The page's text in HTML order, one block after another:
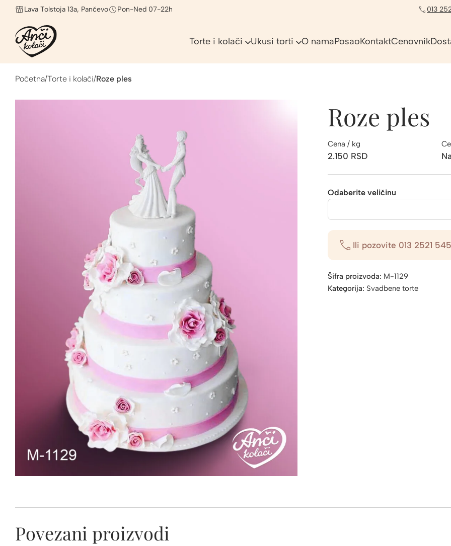
Lava Tolstoja 13a, Pančevo Pon-Ned 07-22h 013
Torte i kolači Ukusi torti O namaPosaoKontaktCenovnik
Početna/Torte i kolači/Roze ples
Roze ples
Cena / kg
2.150 RSD
Odaberite veličinu
Ili pozovite 013 2521 545
Šifra proizvoda: M-1129
Kategorija: Svadbene torte
Povezani proizvodi